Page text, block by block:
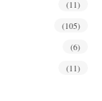
(11)
(105)
(6)
(11)